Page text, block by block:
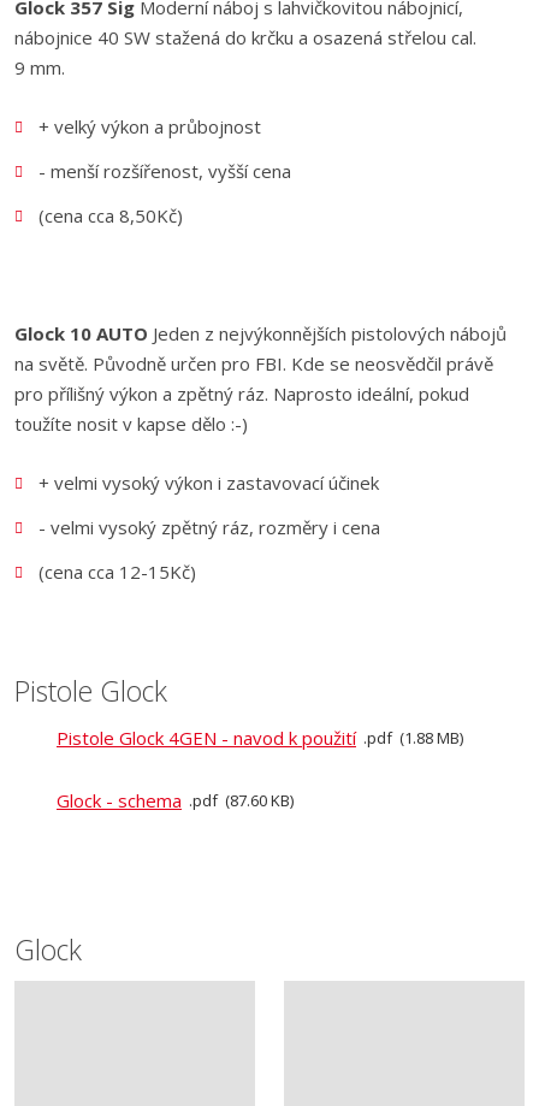
Glock 357 Sig Moderní náboj s lahvičkovitou nábojnicí,
nábojnice 40 SW stažená do krčku a osazená střelou cal.
9 mm.
+ velký výkon a průbojnost
- menší rozšířenost, vyšší cena
(cena cca 8,50Kč)
Glock 10 AUTO Jeden z nejvýkonnějších pistolových nábojů
na světě. Původně určen pro FBI. Kde se neosvědčil právě
pro přílišný výkon a zpětný ráz. Naprosto ideální, pokud
toužíte nosit v kapse dělo :-)
+ velmi vysoký výkon i zastavovací účinek
- velmi vysoký zpětný ráz, rozměry i cena
(cena cca 12-15Kč)
Pistole Glock
Pistole Glock 4GEN - navod k použití pdf 1.88 MB
Glock - schema pdf 87.60 KB
Glock